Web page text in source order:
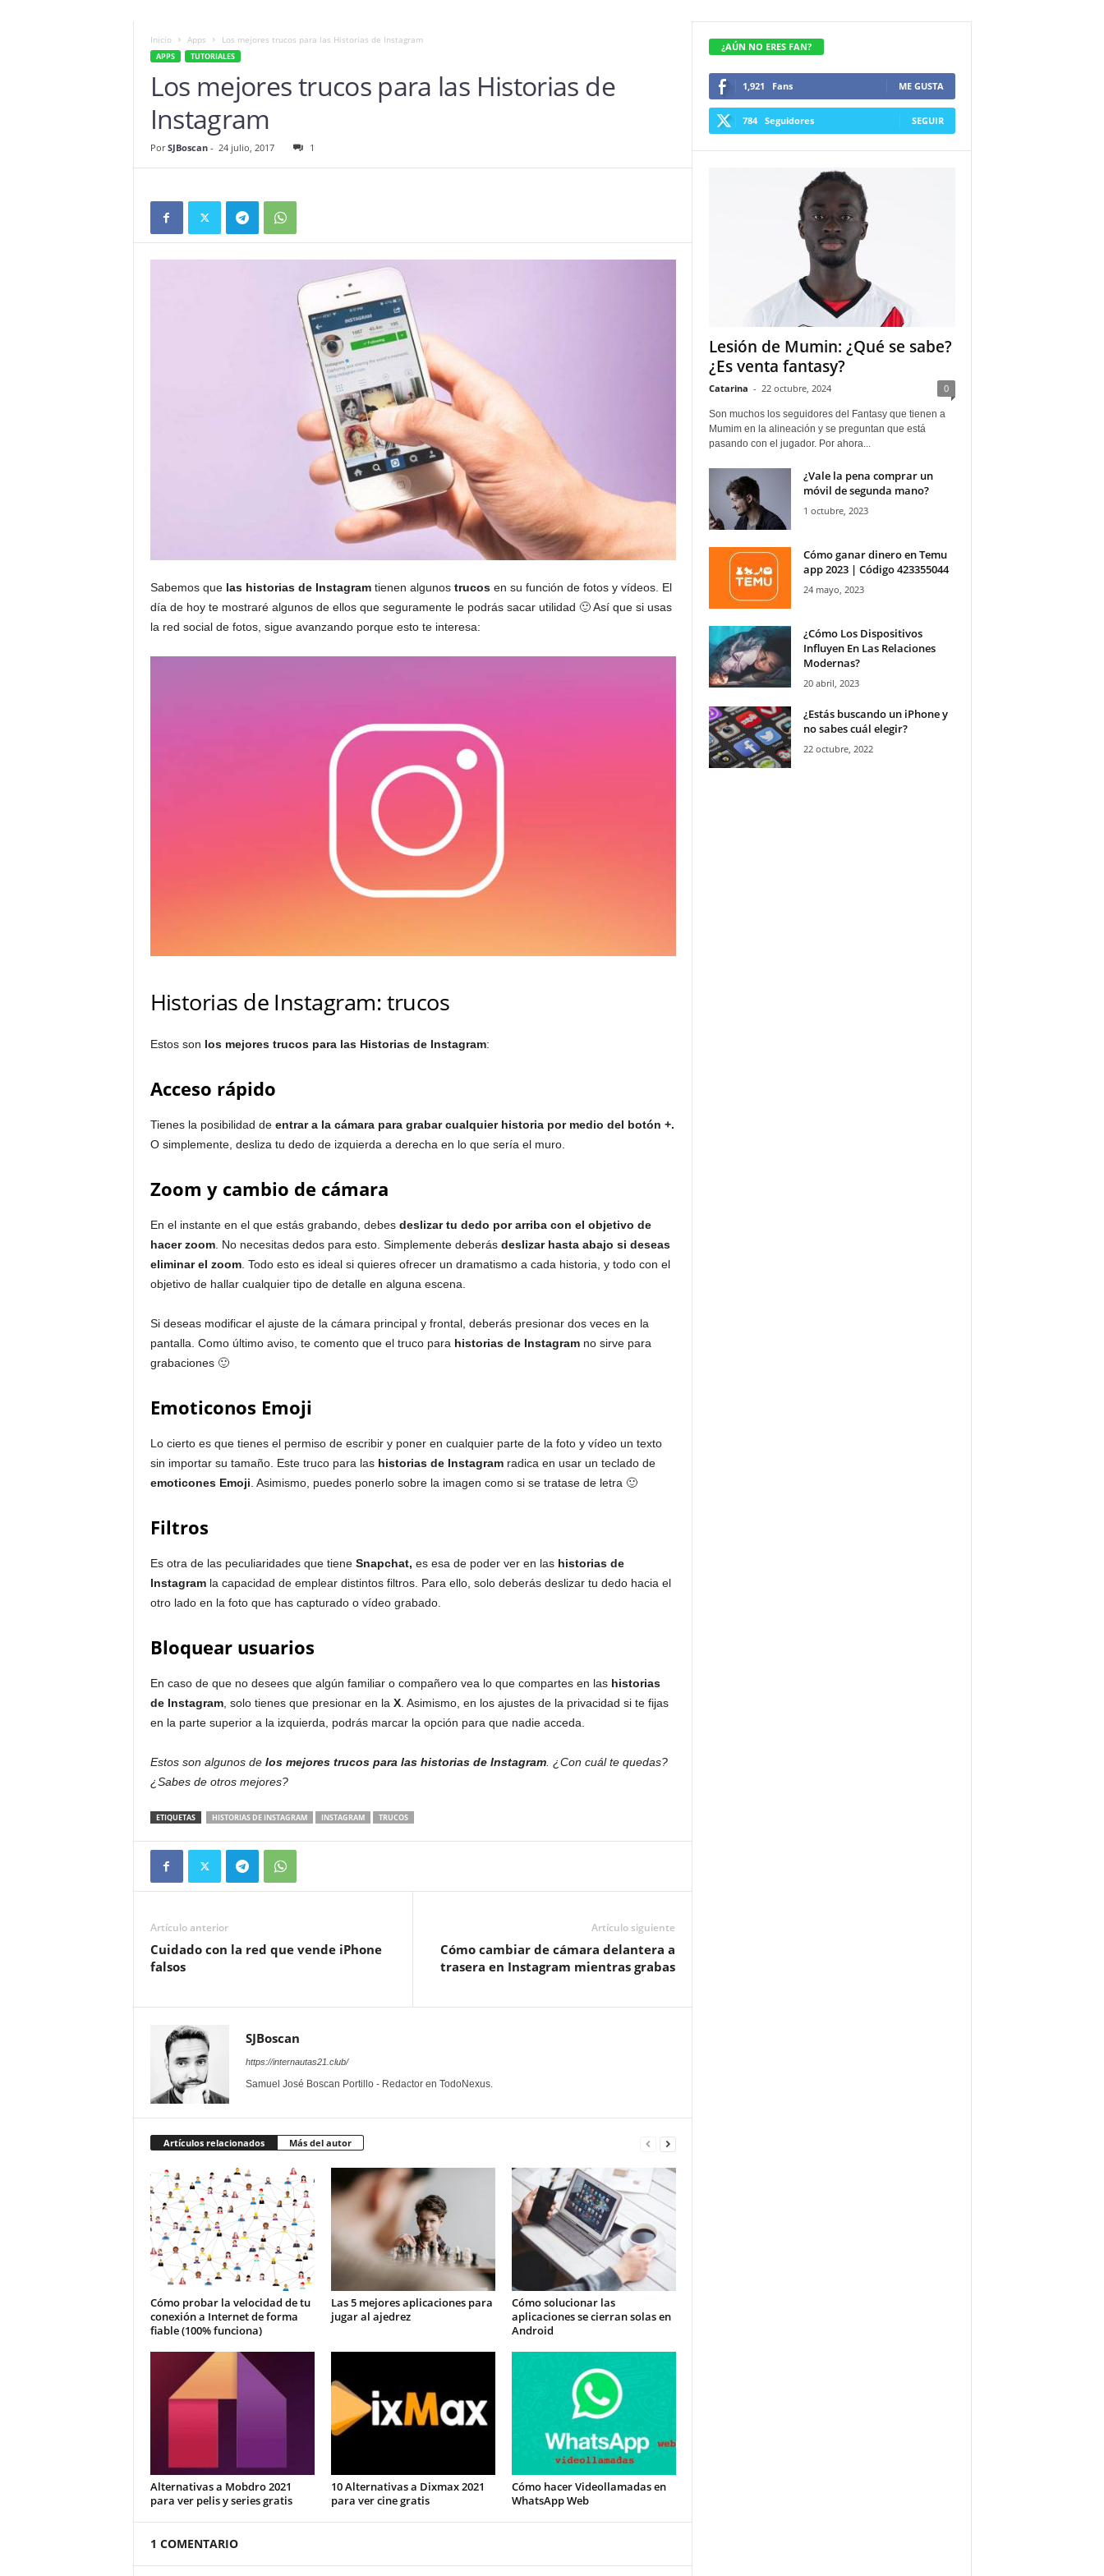
Inicio Apps Los mejores trucos para las Historias de Instagram
APPS TUTORIALES
Los mejores trucos para las Historias de
Instagram
Por SJBoscan- 24 julio, 2017 1
Sabemos que las historias de Instagramtienen algunos trucosen su función de fotos y vídeos. El
día de hoy te mostraré algunos de ellos que seguramente le podrás sacar utilidad 🙂 Así que si usas
la red social de fotos, sigue avanzando porque esto te interesa:
Historias de Instagram: trucos
Estos son los mejores trucos para las Historias de Instagram:
Acceso rápido
Tienes la posibilidad de entrar a la cámara para grabar cualquier historia por medio del botón +.
O simplemente, desliza tu dedo de izquierda a derecha en lo que sería el muro.
Zoom y cambio de cámara
En el instante en el que estás grabando, debesdeslizar tu dedo por arriba con el objetivo de
hacer zoom. No necesitas dedos para esto. Simplemente deberás deslizar hasta abajo si deseas
eliminar el zoom. Todo esto es ideal si quieres ofrecer un dramatismo a cada historia, y todo con el
objetivo de hallar cualquier tipo de detalle en alguna escena.
Si deseas modificar el ajuste de la cámara principal y frontal, deberás presionar dos veces en la
pantalla. Como último aviso, te comento que el truco para historias de Instagramno sirve para
grabaciones 🙂
Emoticonos Emoji
Lo cierto es que tienes el permiso de escribir y poner en cualquier parte de la foto y vídeo un texto
sin importar su tamaño. Este truco para las historias de Instagramradica en usar un teclado de
emoticones Emoji. Asimismo, puedes ponerlo sobre la imagen como si se tratase de letra 🙂
Filtros
Es otra de las peculiaridades que tiene Snapchat, es esa de poder ver en lashistorias de
Instagramla capacidad de emplear distintos filtros. Para ello, solo deberás deslizar tu dedo hacia el
otro lado en la foto que has capturado o vídeo grabado.
Bloquear usuarios
En caso de que no desees que algún familiar o compañero vea lo que compartes en las historias
de Instagram, solo tienes que presionar en la X. Asimismo, en los ajustes de la privacidad si te fijas
en la parte superior a la izquierda, podrás marcar la opción para que nadie acceda.
Estos son algunos de los mejores trucos para las historias de Instagram. ¿Con cuál te quedas?
¿Sabes de otros mejores?
ETIQUETAS HISTORIAS DE INSTAGRAM INSTAGRAM TRUCOS
Artículo anterior
Cuidado con la red que vende iPhone
falsos
Artículo siguiente
Cómo cambiar de cámara delantera a
trasera en Instagram mientras grabas
SJBoscan
https://internautas21.club/
Samuel José Boscan Portillo - Redactor en TodoNexus.
Artículos relacionados Más del autor
Cómo probar la velocidad de tu
conexión a Internet de forma
fiable (100% funciona)
Las 5 mejores aplicaciones para
jugar al ajedrez
Cómo solucionar las
aplicaciones se cierran solas en
Android
Alternativas a Mobdro 2021
para ver pelis y series gratis
10 Alternativas a Dixmax 2021
para ver cine gratis
Cómo hacer Videollamadas en
WhatsApp Web
1 COMENTARIO
¿AÚN NO ERES FAN?
1,921 Fans ME GUSTA
784 Seguidores SEGUIR
Lesión de Mumin: ¿Qué se sabe?
¿Es venta fantasy?
Catarina - 22 octubre, 2024 0
Son muchos los seguidores del Fantasy que tienen a
Mumim en la alineación y se preguntan que está
pasando con el jugador. Por ahora...
¿Vale la pena comprar un
móvil de segunda mano?
1 octubre, 2023
Cómo ganar dinero en Temu
app 2023 | Código 423355044
24 mayo, 2023
¿Cómo Los Dispositivos
Influyen En Las Relaciones
Modernas?
20 abril, 2023
¿Estás buscando un iPhone y
no sabes cuál elegir?
22 octubre, 2022